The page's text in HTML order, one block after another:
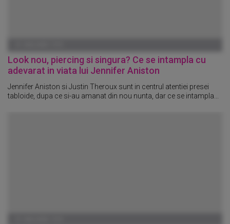
Look nou, piercing si singura? Ce se intampla cu
adevarat in viata lui Jennifer Aniston
Jennifer Aniston si Justin Theroux sunt in centrul atentiei presei
tabloide, dupa ce si-au amanat din nou nunta, dar ce se intampla...